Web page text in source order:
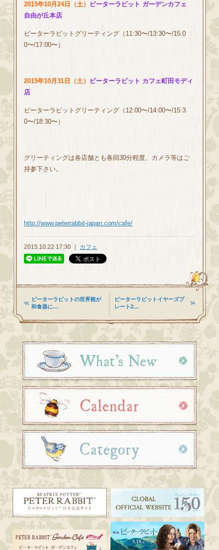
2015年10月24日（土）
ピーターラビット ガーデンカフェ
自由が丘本店
ピーターラビットグリーティング（11:30〜/13:30〜/15:0
0〜/17:00〜）
2015年10月31日（土）
ピーターラビット カフェ町田モディ
店
ピーターラビットグリーティング（12:00〜/14:00〜/15:3
0〜/18:30〜）
グリーティングは各店舗とも各回30分程度、カメラ等はご
持参下さい。
http://www.peterrabbit-japan.com/cafe/
2015.10.22 17:30 ｜ カフェ
ピーターラビットの世界観が
和食器に…
ピーターラビットイヤーズプ
レート2…